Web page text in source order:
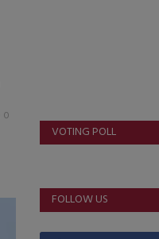
0
VOTING POLL
FOLLOW US